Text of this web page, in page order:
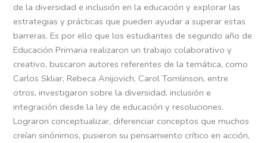
de la diversidad e inclusión en la educación y explorar las
estrategias y prácticas que pueden ayudar a superar estas
barreras. Es por ello que los estudiantes de segundo año de
Educación Primaria realizaron un trabajo colaborativo y
creativo, buscaron autores referentes de la temática, como
Carlos Skliar, Rebeca Anijovich, Carol Tomlinson, entre
otros, investigaron sobre la diversidad, inclusión e
integración desde la ley de educación y resoluciones.
Lograron conceptualizar, diferenciar conceptos que muchos
creían sinónimos, pusieron su pensamiento crítico en acción,